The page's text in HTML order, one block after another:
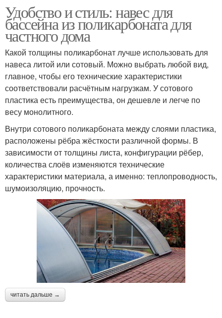
Удобство и стиль: навес для
бассейна из поликарбоната для
частного дома
Какой толщины поликарбонат лучше использовать для
навеса литой или сотовый. Можно выбрать любой вид,
главное, чтобы его технические характеристики
соответствовали расчётным нагрузкам. У сотового
пластика есть преимущества, он дешевле и легче по
весу монолитного.
Внутри сотового поликарбоната между слоями пластика,
расположены рёбра жёсткости различной формы. В
зависимости от толщины листа, конфигурации рёбер,
количества слоёв изменяются технические
характеристики материала, а именно: теплопроводность,
шумоизоляцию, прочность.
читать дальше →